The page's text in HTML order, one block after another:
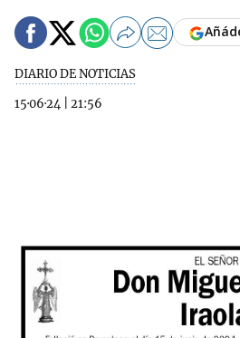
DIARIO DE NOTICIAS
15·06·24
21:56